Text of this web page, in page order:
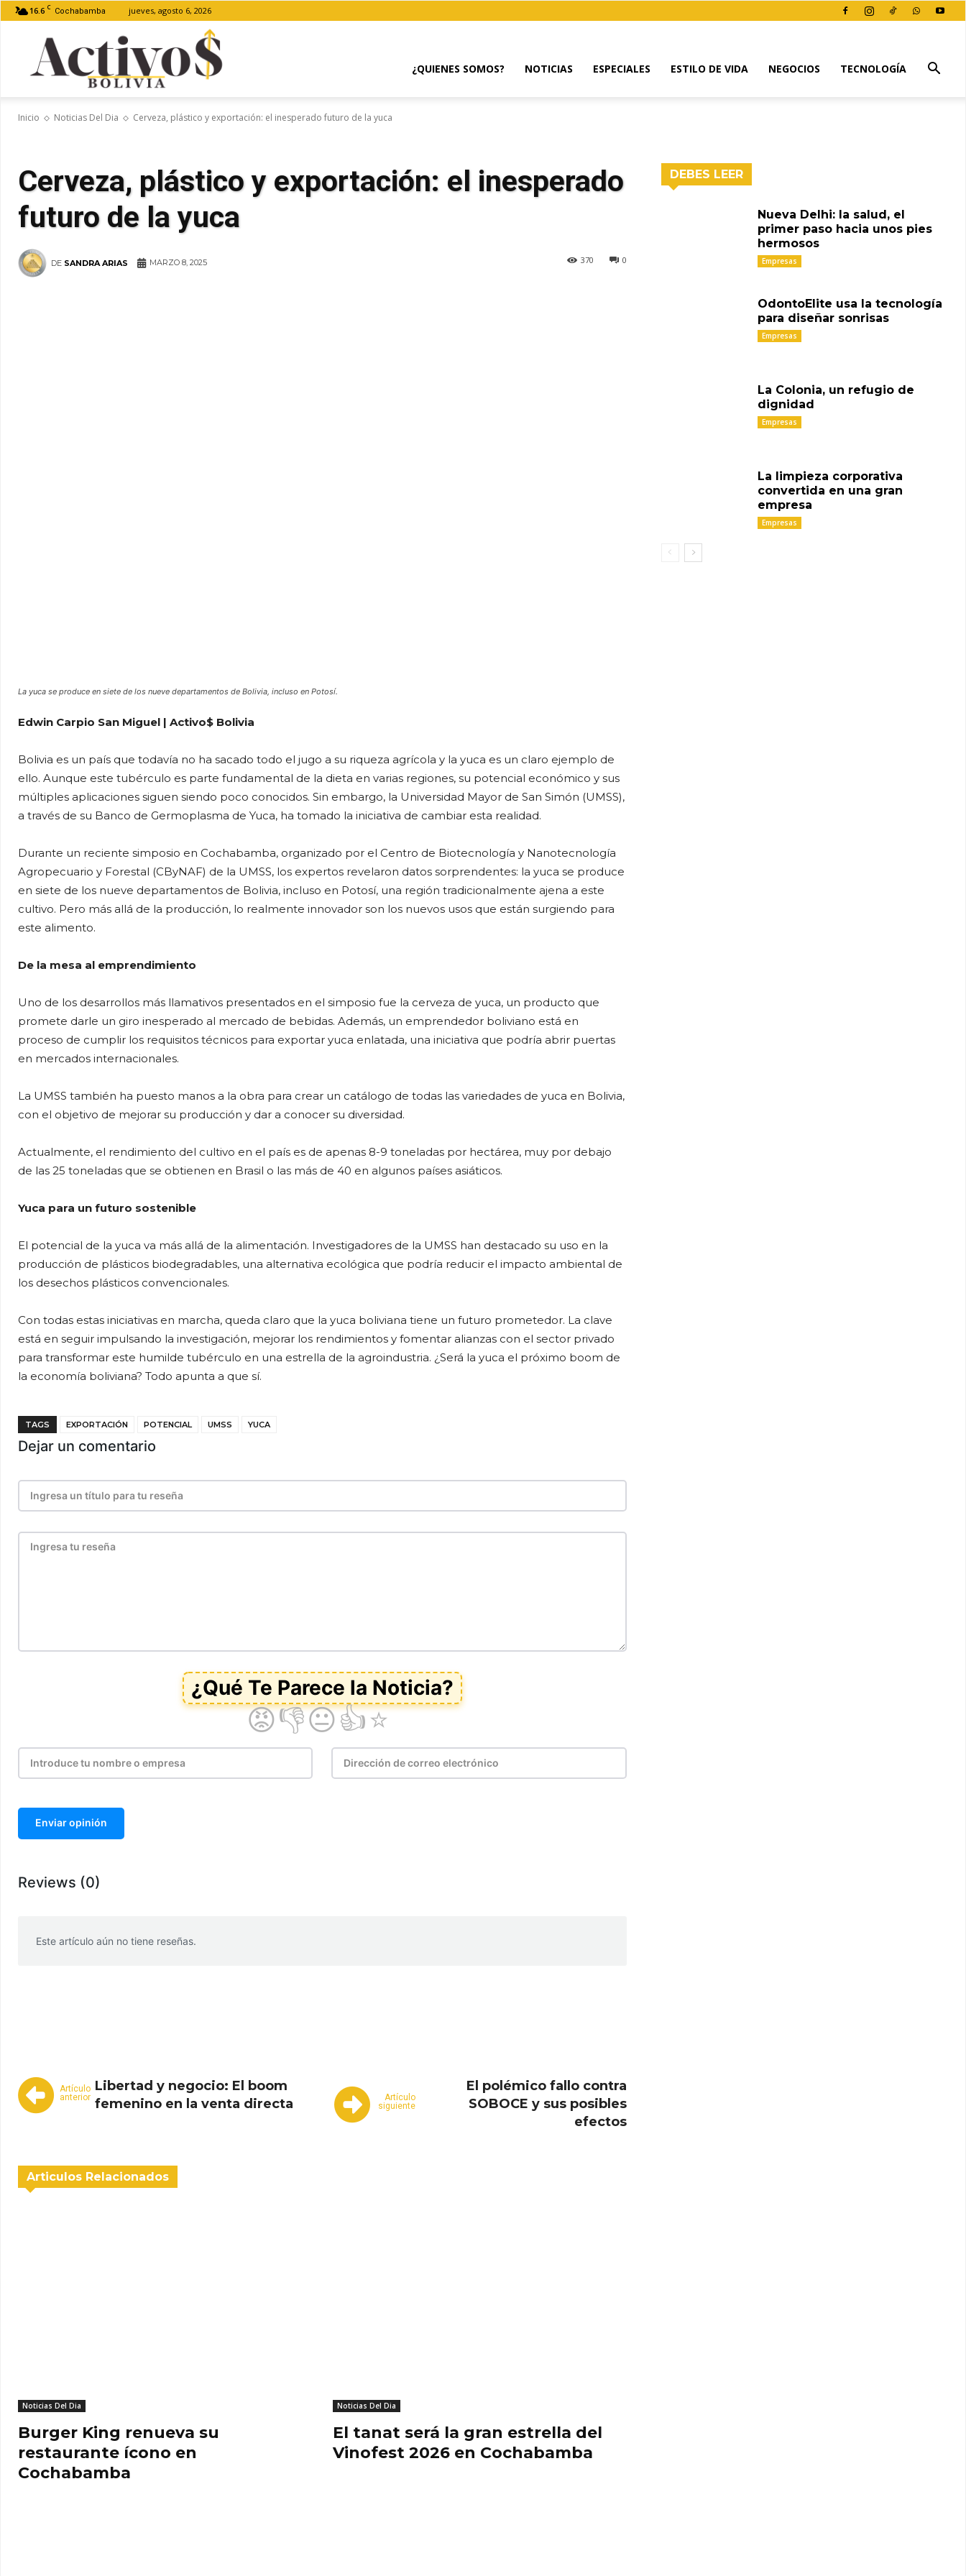
16.6 C Cochabamba jueves, agosto 6, 2026
¿QUIENES SOMOS? NOTICIAS ESPECIALES ESTILO DE VIDA NEGOCIOS TECNOLOGÍA
Inicio Noticias Del Dia Cerveza, plástico y exportación: el inesperado futuro de la yuca
Cerveza, plástico y exportación: el inesperado
futuro de la yuca
DE SANDRA ARIAS 0
370
MARZO 8, 2025
La yuca se produce en siete de los nueve departamentos de Bolivia, incluso en Potosí.
Edwin Carpio San Miguel | Activo$ Bolivia
Bolivia es un país que todavía no ha sacado todo el jugo a su riqueza agrícola y la yuca es un claro ejemplo de
ello. Aunque este tubérculo es parte fundamental de la dieta en varias regiones, su potencial económico y sus
múltiples aplicaciones siguen siendo poco conocidos. Sin embargo, la Universidad Mayor de San Simón (UMSS),
a través de su Banco de Germoplasma de Yuca, ha tomado la iniciativa de cambiar esta realidad.
Durante un reciente simposio en Cochabamba, organizado por el Centro de Biotecnología y Nanotecnología
Agropecuario y Forestal (CByNAF) de la UMSS, los expertos revelaron datos sorprendentes: la yuca se produce
en siete de los nueve departamentos de Bolivia, incluso en Potosí, una región tradicionalmente ajena a este
cultivo. Pero más allá de la producción, lo realmente innovador son los nuevos usos que están surgiendo para
este alimento.
De la mesa al emprendimiento
Uno de los desarrollos más llamativos presentados en el simposio fue la cerveza de yuca, un producto que
promete darle un giro inesperado al mercado de bebidas. Además, un emprendedor boliviano está en
proceso de cumplir los requisitos técnicos para exportar yuca enlatada, una iniciativa que podría abrir puertas
en mercados internacionales.
La UMSS también ha puesto manos a la obra para crear un catálogo de todas las variedades de yuca en Bolivia,
con el objetivo de mejorar su producción y dar a conocer su diversidad.
Actualmente, el rendimiento del cultivo en el país es de apenas 8-9 toneladas por hectárea, muy por debajo
de las 25 toneladas que se obtienen en Brasil o las más de 40 en algunos países asiáticos.
Yuca para un futuro sostenible
El potencial de la yuca va más allá de la alimentación. Investigadores de la UMSS han destacado su uso en la
producción de plásticos biodegradables, una alternativa ecológica que podría reducir el impacto ambiental de
los desechos plásticos convencionales.
Con todas estas iniciativas en marcha, queda claro que la yuca boliviana tiene un futuro prometedor. La clave
está en seguir impulsando la investigación, mejorar los rendimientos y fomentar alianzas con el sector privado
para transformar este humilde tubérculo en una estrella de la agroindustria. ¿Será la yuca el próximo boom de
la economía boliviana? Todo apunta a que sí.
TAGS EXPORTACIÓN POTENCIAL UMSS YUCA
Dejar un comentario
Enviar opinión
Reviews (0)
Este artículo aún no tiene reseñas.
Artículo
anterior
Libertad y negocio: El boom
femenino en la venta directa
Artículo
siguiente
El polémico fallo contra
SOBOCE y sus posibles
efectos
Articulos Relacionados
Noticias Del Dia
Burger King renueva su
restaurante ícono en
Cochabamba
Noticias Del Dia
El tanat será la gran estrella del
Vinofest 2026 en Cochabamba
DEBES LEER
Nueva Delhi: la salud, el
primer paso hacia unos pies
hermosos
Empresas
OdontoElite usa la tecnología
para diseñar sonrisas
Empresas
La Colonia, un refugio de
dignidad
Empresas
La limpieza corporativa
convertida en una gran
empresa
Empresas